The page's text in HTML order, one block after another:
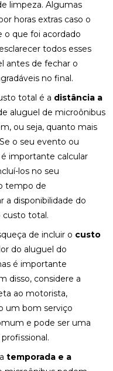
limpeza. Algumas
horas extras caso o
o que foi acordado
todos esses
antes de fechar o
no final.
total é a distância a
aluguel de microônibus
ou seja, quanto mais
o seu evento ou
importante calcular
los no seu
tempo de
a disponibilidade do
total.
de incluir o custo
do aluguel do
é importante
disso, considere a
ao motorista,
um bom serviço
e pode ser uma
temporada e a